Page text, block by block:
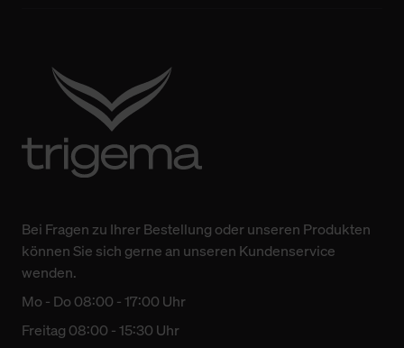
Bei Fragen zu Ihrer Bestellung oder unseren Produkten
können Sie sich gerne an unseren Kundenservice
wenden.
Mo - Do 08:00 - 17:00 Uhr
Freitag 08:00 - 15:30 Uhr